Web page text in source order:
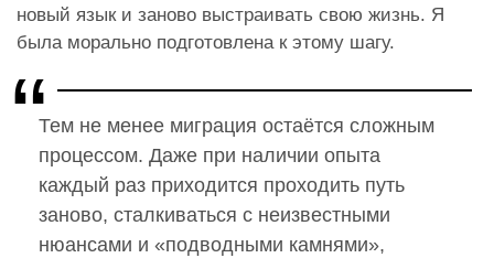
новый язык и заново выстраивать свою жизнь. Я
была морально подготовлена к этому шагу.
Тем не менее миграция остаётся сложным
процессом. Даже при наличии опыта
каждый раз приходится проходить путь
заново, сталкиваться с неизвестными
нюансами и «подводными камнями»,